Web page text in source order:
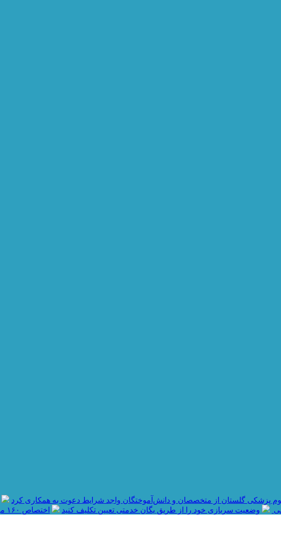
پزشکی گلستان از متخصصان و دانش‌آموختگان واجد شرایط دعوت به همکاری کرد
وضعیت سربازی خود را از طریق یگان خدمتی تعیین تکلیف کنید اختصاص ۱۶۰ میلیارد تومان تسهیلات مشاغل خانگی به استان کرمانشاه